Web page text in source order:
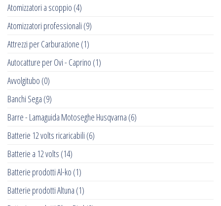
Atomizzatori a scoppio (4)
Atomizzatori professionali (9)
Attrezzi per Carburazione (1)
Autocatture per Ovi - Caprino (1)
Avvolgitubo (0)
Banchi Sega (9)
Barre - Lamaguida Motoseghe Husqvarna (6)
Batterie 12 volts ricaricabili (6)
Batterie a 12 volts (14)
Batterie prodotti Al-ko (1)
Batterie prodotti Altuna (1)